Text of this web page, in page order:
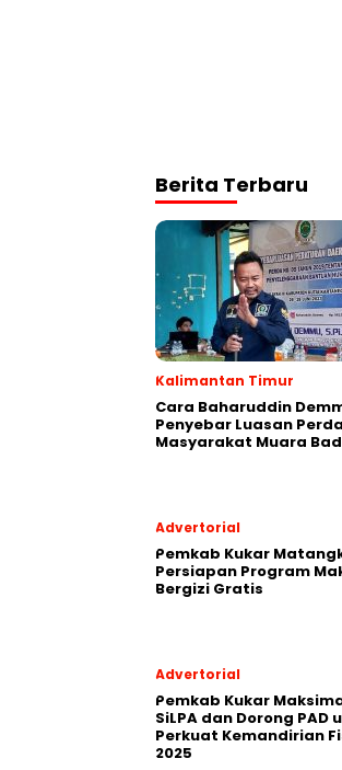
Berita Terbaru
Kalimantan Timur
Cara Baharuddin
Penyebar Luasan
Masyarakat Muara
Advertorial
Pemkab Kukar
Persiapan Program
Bergizi Gratis
Advertorial
Pemkab Kukar
SiLPA dan Dorong PAD
Perkuat Kemandirian
2025